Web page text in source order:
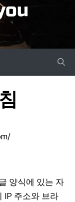
양식에 있는 자
IP 주소와 브라